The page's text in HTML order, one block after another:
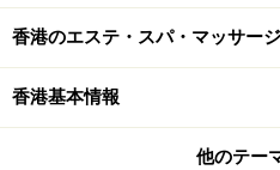
のセットなども売っている
う。
香港のエステ・スパ・マッサージ
香港基本情報
他のテー